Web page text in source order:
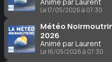
Le 17/05/2026 à 07:30
Météo
2026
Animé par Laurent
Le 16/05/2026 à 07:30